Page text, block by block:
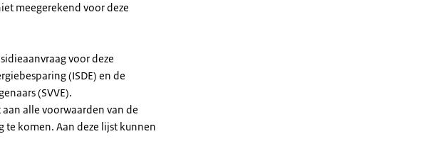
meegerekend voor deze
voor deze
(ISDE) en de
(SVVE).
alle voorwaarden van de
te komen. Aan deze lijst kunnen